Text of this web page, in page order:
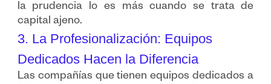
la prudencia lo es más cuando se trata de
capital ajeno.
3. La Profesionalización: Equipos
Dedicados Hacen la Diferencia
Las compañías que tienen equipos dedicados a